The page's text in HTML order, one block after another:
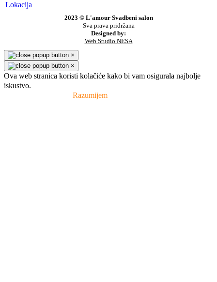
Lokacija
2023 © L'amour Svadbeni salon
Sva prava pridržana
Designed by:
Web Studio NESA
×
×
Ova web stranica koristi kolačiće kako bi vam osigurala najbolje
iskustvo.
Razumijem